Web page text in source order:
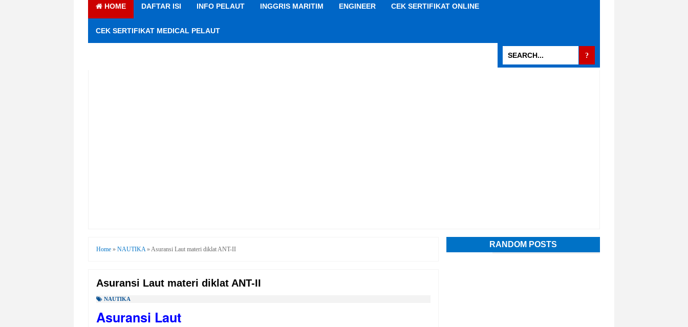
HOME DAFTAR ISI INFO PELAUT INGGRIS MARITIM ENGINEER CEK SERTIFIKAT ONLINE
CEK SERTIFIKAT MEDICAL PELAUT
Home » NAUTIKA»Asuransi Laut materi diklat ANT-II
Asuransi Laut materi diklat ANT-II
NAUTIKA
Asuransi Laut
RANDOM POSTS